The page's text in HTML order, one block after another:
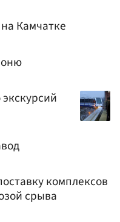
Камчатке
комплексов
срыва